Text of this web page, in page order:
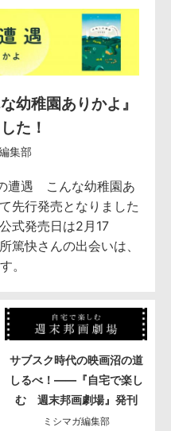
幼稚園ありかよ』
た！
集部
遭遇 こんな幼稚園あ
先行発売となりました
式発売日は2月17
篤快さんの出会いは、
。
サブスク時代の映画沼の道
しるべ！――『自宅で楽し
む 週末邦画劇場』発刊
ミシマガ編集部